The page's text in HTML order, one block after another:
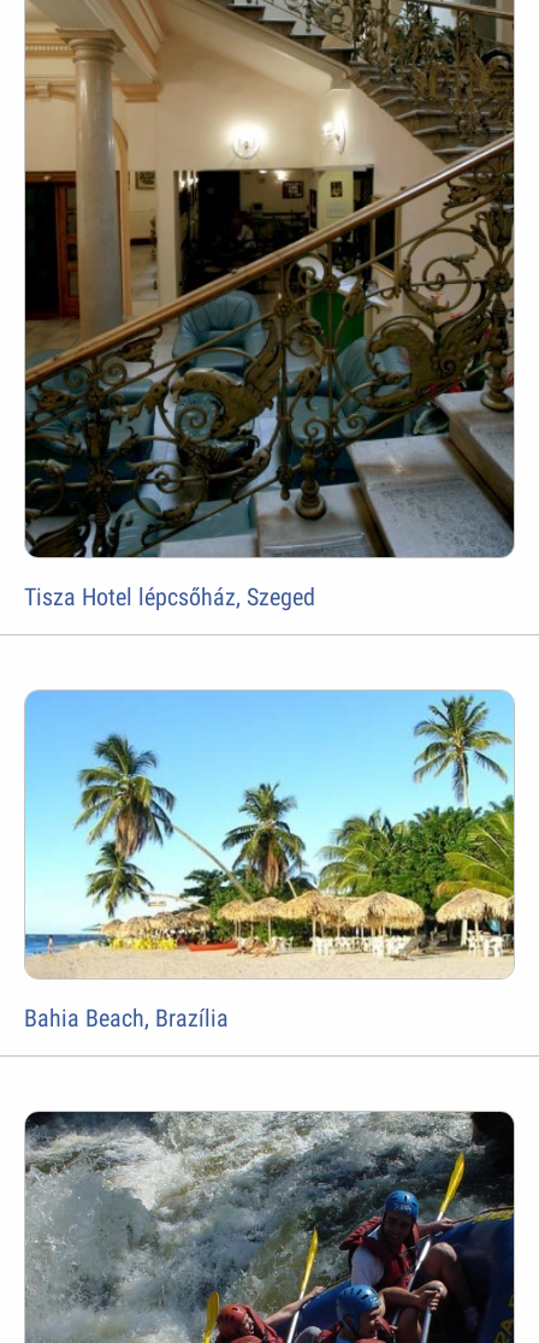
Tisza Hotel lépcsőház, Szeged
Bahia Beach, Brazília